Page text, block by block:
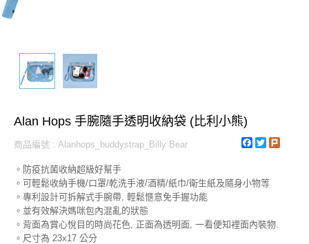
Alan Hops 手腕隨手透明收納袋 (比利小熊)
Facebook
Twitter
商品編號 : Alanhops_buddystrap_Billy Bear
。防疫抗菌收納超級好幫手
。可輕鬆收納手機/口罩/乾洗手液/酒精/紙巾/衛生紙及隨身小物等
。專利設計可拆解式手腕帶, 輕鬆愜意免手握功能
。並有效解決媽咪包內混亂的狀態
。背面為賞心悅目的時尚花色, 正面為透明面, 一看便知裡面內裝物.
。尺寸為 23x17 公分